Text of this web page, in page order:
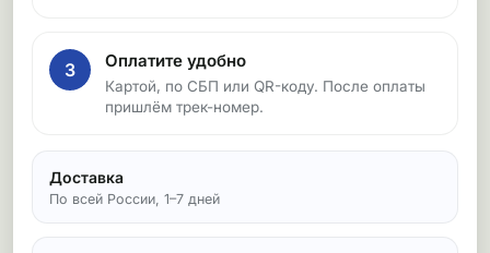
3 Оплатите удобно
Картой, по СБП или QR-коду. После оплаты
пришлём трек-номер.
Доставка
По всей России, 1–7 дней